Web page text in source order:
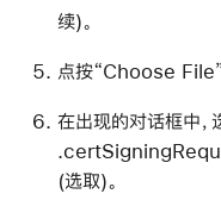
续)。
点按“Choose
在出现的对话框中
(选取)。